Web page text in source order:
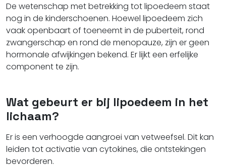
De wetenschap met betrekking tot lipoedeem staat
nog in de kinderschoenen. Hoewel lipoedeem zich
vaak openbaart of toeneemt in de puberteit, rond
zwangerschap en rond de menopauze, zijn er geen
hormonale afwijkingen bekend. Er lijkt een erfelijke
component te zijn.
Wat gebeurt er bij lipoedeem in het
lichaam?
Er is een verhoogde aangroei van vetweefsel. Dit kan
leiden tot activatie van cytokines, die ontstekingen
bevorderen.